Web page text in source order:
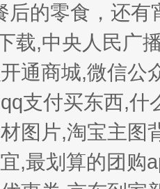
的零食，还有
载,中央人民广
通商城,微信公
支付买东西,什
图片,淘宝主图
,最划算的团购